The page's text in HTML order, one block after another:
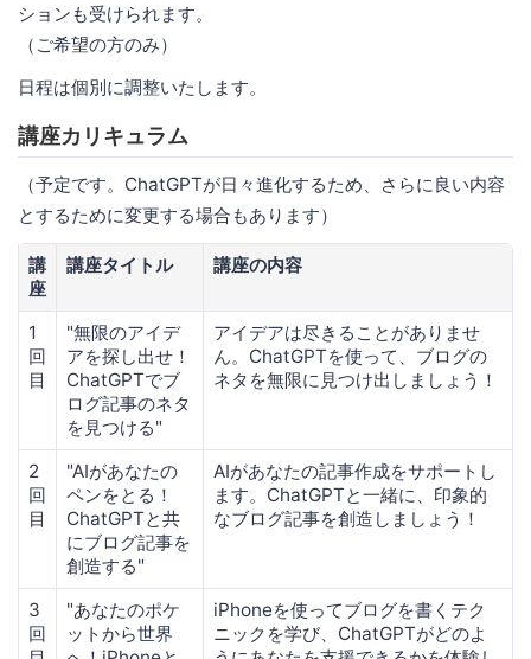
ションも受けられます。
（ご希望の方のみ）
日程は個別に調整いたします。
講座カリキュラム
（予定です。ChatGPTが日々進化するため、さらに良い内容
とするために変更する場合もあります）
講
座
講座タイトル 講座の内容
1
回
目
"無限のアイデ
アを探し出せ！
ChatGPTでブ
ログ記事のネタ
を見つける"
アイデアは尽きることがありませ
ん。ChatGPTを使って、ブログの
ネタを無限に見つけ出しましょう！
2
回
目
"AIがあなたの
ペンをとる！
ChatGPTと共
にブログ記事を
創造する"
AIがあなたの記事作成をサポートし
ます。ChatGPTと一緒に、印象的
なブログ記事を創造しましょう！
3
回
"あなたのポケ
ットから世界
iPhoneを使ってブログを書くテク
ニックを学び、ChatGPTがどのよ